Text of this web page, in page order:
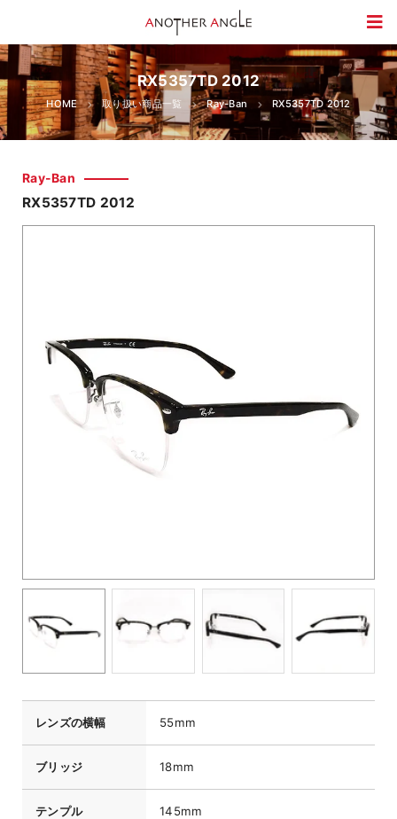
RX5357TD 2012
HOME 取り扱い商品一覧 Ray-Ban RX5357TD 2012
Ray-Ban
RX5357TD 2012
レンズの横幅 55mm
ブリッジ 18mm
テンプル 145mm